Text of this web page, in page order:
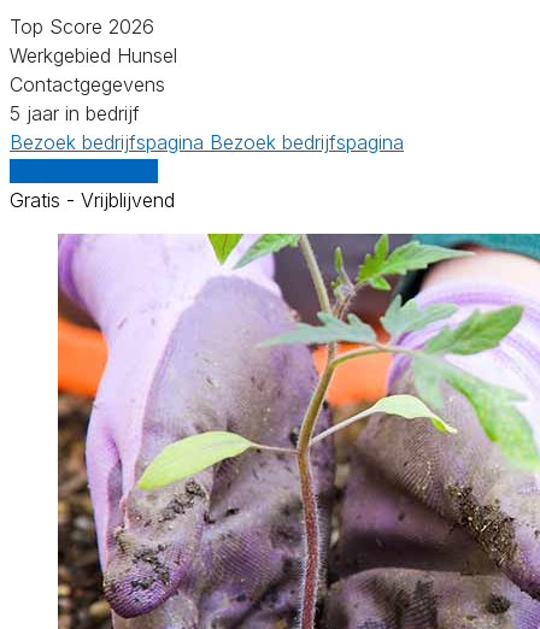
Top Score 2026
Werkgebied Hunsel
Contactgegevens
5 jaar in bedrijf
Bezoek bedrijfspagina Bezoek bedrijfspagina
Gratis - Vrijblijvend